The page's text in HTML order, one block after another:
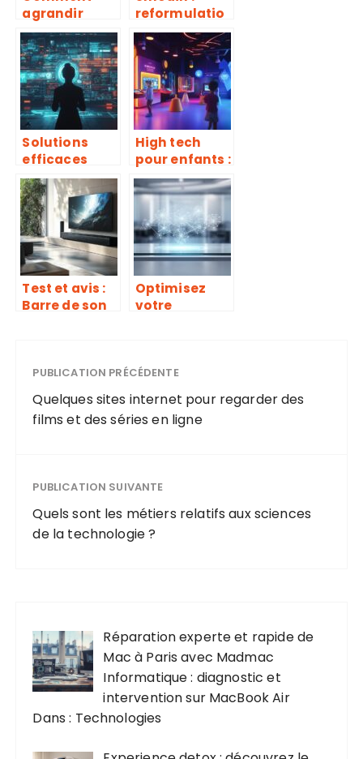
agrandir
l’écran d’un
ordinateur
portable :
Guide
complet des
paramètres
d’affichage
reformulatio
n de texte
multi-langue
automatique
et gratuite,
découvrez
l’outil qui
révolutionne
la traduction
Solutions
efficaces
pour
contourner le
blocage de
sites adultes
en France
High tech
pour enfants :
les
innovations
qui amusent
et éduquent
Test et avis :
Barre de son
DTS:X et
SpaceFit
Sound
analysés en
Optimisez
votre
matching
automatisé
PUBLICATION PRÉCÉDENTE
Quelques sites internet pour regarder des
films et des séries en ligne
PUBLICATION SUIVANTE
Quels sont les métiers relatifs aux sciences
de la technologie ?
Réparation experte et rapide de
Mac à Paris avec Madmac
Informatique : diagnostic et
intervention sur MacBook Air
Dans : Technologies